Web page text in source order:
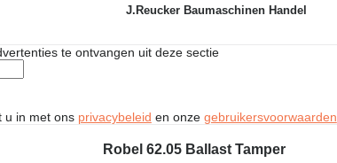
J.Reucker Baumaschinen Handel
te ontvangen uit deze sectie
u in met ons privacybeleid en onze gebruikersvoorwaarden
Robel 62.05 Ballast Tamper